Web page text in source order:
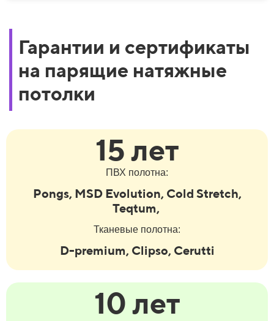
Гарантии и сертификаты
на парящие натяжные
потолки
15 лет
ПВХ полотна:
Pongs, MSD Evolution, Cold Stretch,
Teqtum,
Тканевые полотна:
D-premium, Clipso, Cerutti
10 лет